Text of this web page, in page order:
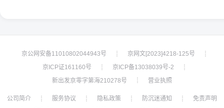
京公网安备11010802044943号 ┊ 京网文[2023]4218-125号
┊
京ICP证161160号
┊ 京ICP备13038039号-2
┊
新出发京零字第海210278号
┊ 营业执照
公司简介 ┊ 服务协议 ┊ 隐私政策 ┊ 防沉迷通知 ┊
免责声明